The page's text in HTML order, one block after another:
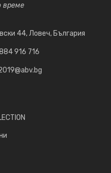
време
44, Ловеч, България
916 716